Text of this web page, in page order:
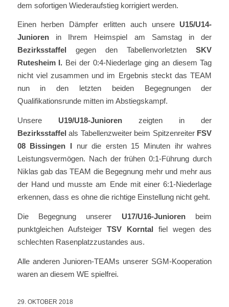
dem sofortigen Wiederaufstieg korrigiert werden.
Einen herben Dämpfer erlitten auch unsere U15/U14-
Junioren in Ihrem Heimspiel am Samstag in der
Bezirksstaffel gegen den TabellenvorletztenSKV
Rutesheim I. Bei der 0:4-Niederlage ging an diesem Tag
nicht viel zusammen und im Ergebnis steckt das TEAM
nun in den letzten beiden Begegnungen der
Qualifikationsrunde mitten im Abstiegskampf.
Unsere U19/U18-Junioren zeigten in der
Bezirksstaffelals Tabellenzweiter beim Spitzenreiter FSV
08 Bissingen Inur die ersten 15 Minuten ihr wahres
Leistungsvermögen. Nach der frühen 0:1-Führung durch
Niklas gab das TEAM die Begegnung mehr und mehr aus
der Hand und musste am Ende mit einer 6:1-Niederlage
erkennen, dass es ohne die richtige Einstellung nicht geht.
Die Begegnung unserer U17/U16-Junioren beim
punktgleichenAufsteigerTSV Korntal fiel wegen des
schlechten Rasenplatzzustandes aus.
Alle anderen Junioren-TEAMs unserer SGM-Kooperation
waren an diesem WE spielfrei.
29. OKTOBER 2018